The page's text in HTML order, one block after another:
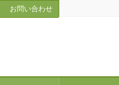
お問い合わせ